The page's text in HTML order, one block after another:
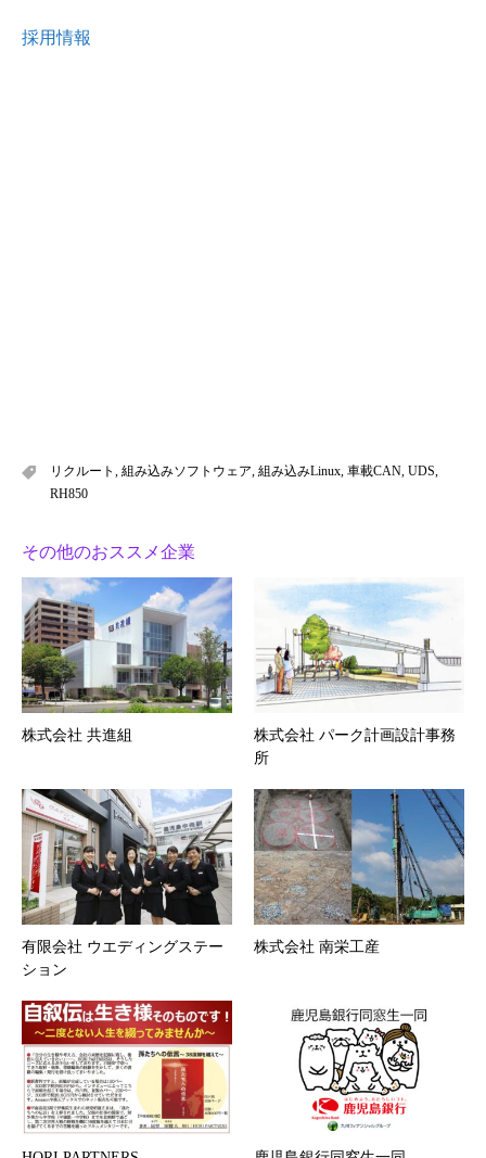
採用情報
リクルート , 組み込みソフトウェア, 組み込みLinux, 車載CAN, UDS,
RH850
その他のおススメ企業
株式会社 共進組
株式会社 パーク計画設計事務
所
有限会社 ウエディングステー
ション
株式会社 南栄工産